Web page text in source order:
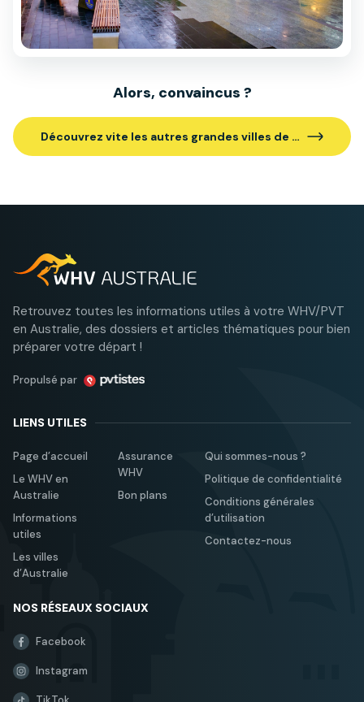
Alors, convaincus ?
Découvrez vite les autres grandes villes de l’Australie.
Retrouvez toutes les informations utiles à votre WHV/PVT
en Australie, des dossiers et articles thématiques pour bien
préparer votre départ !
Propulsé par
LIENS UTILES
Page d’accueil
Le WHV en
Australie
Informations
utiles
Les villes
d’Australie
Assurance
WHV
Bon plans
Qui sommes-nous ?
Politique de confidentialité
Conditions générales
d’utilisation
Contactez-nous
NOS RÉSEAUX SOCIAUX
Facebook
Instagram